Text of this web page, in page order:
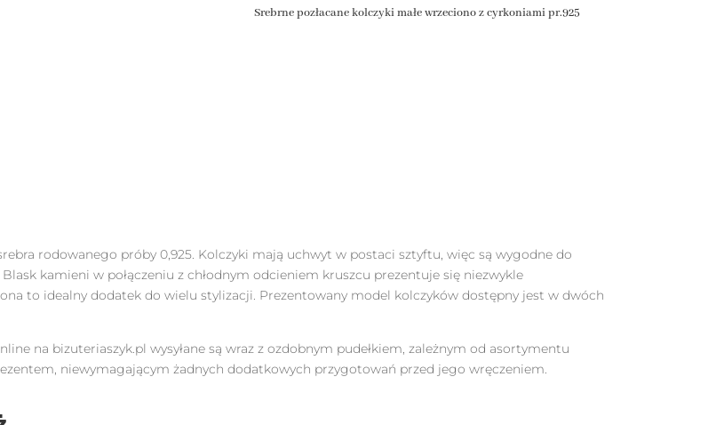
Srebrne pozłacane kolczyki małe wrzeciono z cyrkoniami pr.925
rodowanego próby 0,925. Kolczyki mają uchwyt w postaci sztyftu, więc są wygodne do
kamieni w połączeniu z chłodnym odcieniem kruszcu prezentuje się niezwykle
to idealny dodatek do wielu stylizacji. Prezentowany model kolczyków dostępny jest w dwóch
na bizuteriaszyk.pl wysyłane są wraz z ozdobnym pudełkiem, zależnym od asortymentu
niewymagającym żadnych dodatkowych przygotowań przed jego wręczeniem.